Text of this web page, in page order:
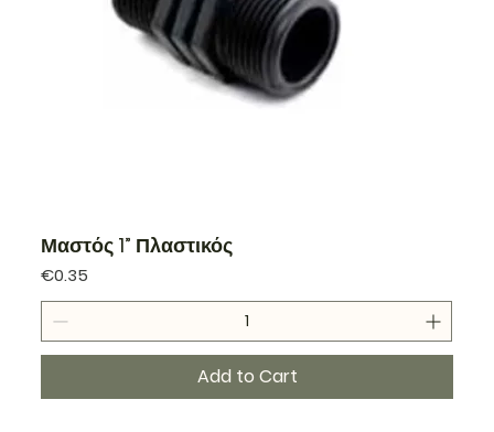
Μαστός 1” Πλαστικός
Price
€0.35
Add to Cart